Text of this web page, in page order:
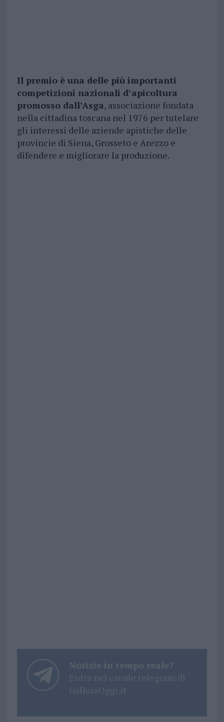
Il premio è una delle più importanti
competizioni nazionali d’apicoltura
promosso dall’Asga, associazione fondata
nella cittadina toscana nel 1976 per tutelare
gli interessi delle aziende apistiche delle
provincie di Siena, Grosseto e Arezzo e
difendere e migliorare la produzione.
Notizie in tempo reale?
Entra nel canale telegram di
GalluraOggi.it